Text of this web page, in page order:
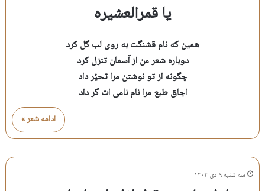
یا قمرالعشیره
همین که نام قشنگت به روی لب گل کرد
دوباره شعر من از آسمان تنزل کرد
چگونه از تو نوشتن مرا تحیُر داد
اجاق طبع مرا نام نامی ات گر داد
ادامه شعر »
سه شنبه ۹ دی ۱۴۰۴